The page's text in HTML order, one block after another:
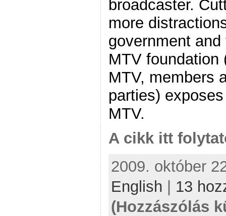
broadcaster.
more
government
MTV foundation
MTV, members
parties)
MTV.
A cikk itt
2009. október
English | 13
(Hozzászólás